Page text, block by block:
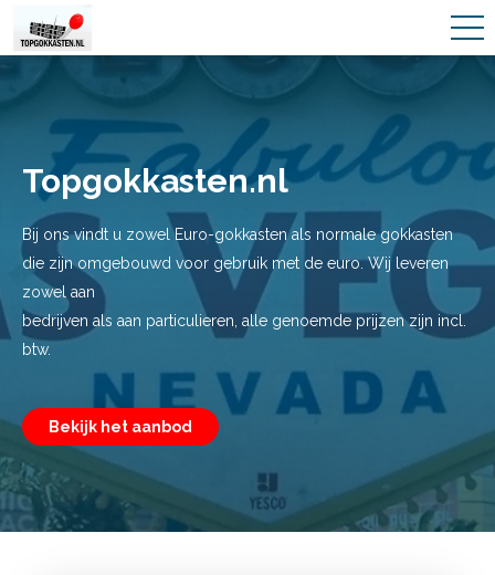
Topgokkasten.nl
Bij ons vindt u zowel Euro-gokkasten als normale gokkasten
die zijn omgebouwd voor gebruik met de euro. Wij leveren
zowel aan
bedrijven als aan particulieren, alle genoemde prijzen zijn incl.
btw.
Bekijk het aanbod